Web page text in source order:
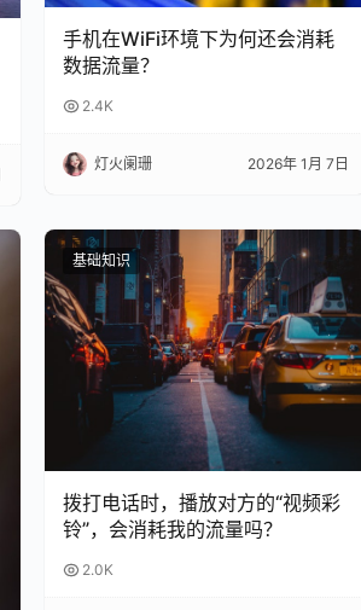
手机在WiFi环境下为何还会消耗
数据流量？
2.4K
灯火阑珊 2026年 1月 7日
基础知识
拨打电话时，播放对方的“视频彩
铃”，会消耗我的流量吗？
2.0K